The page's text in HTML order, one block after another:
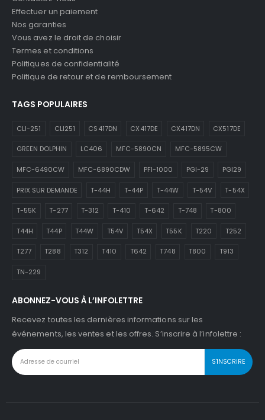
Effectuer un paiement
Nos garanties
Vous avez le droit de choisir
Termes et conditions
Politiques de confidentialité
Politique de retour et de remboursement
TAGS POPULAIRES
CLI-251 CLI251 CS417DN CX417DE CX417DN CX517DE
GREEN DOLPHIN LC406 MFC-5890CN MFC-5895CW
MFC-6490CW MFC-6890CDW PFI-1000 PGI-29 PGI29
PRIX SUR DEMANDE T-44H T-44P T-44W T-54V T-54X
T-55K T-277 T-312 T-410 T-642 T-748 T-800
T44H T44P T44W T54V T54X T55K T220 T252
T277 T288 T312 T410 T642 T748 T800 T913
TN-229
ABONNEZ-VOUS À L’INFOLETTRE
Recevez toutes les dernières informations sur les
événements, les ventes et les offres. S’inscrire à l’infolettre :